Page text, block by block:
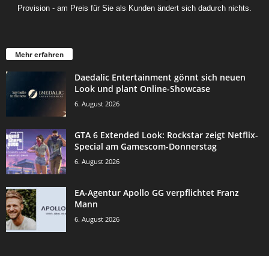
Provision - am Preis für Sie als Kunden ändert sich dadurch nichts.
Mehr erfahren
Daedalic Entertainment gönnt sich neuen
Look und plant Online-Showcase
6. August 2026
GTA 6 Extended Look: Rockstar zeigt Netflix-
Special am Gamescom-Donnerstag
6. August 2026
EA-Agentur Apollo GG verpflichtet Franz
Mann
6. August 2026